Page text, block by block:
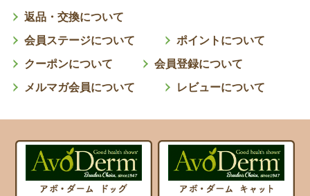
返品・交換について
会員ステージについて
ポイントについて
クーポンについて
会員登録について
メルマガ会員について
レビューについて